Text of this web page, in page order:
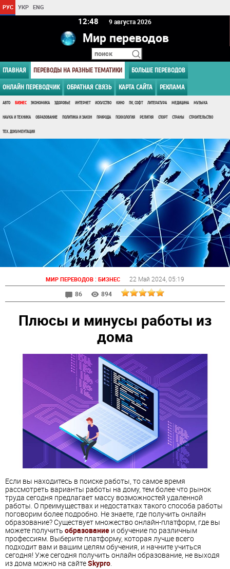
РУС УКР ENG
12 48 9 августа 2026
Мир переводов
ГЛАВНАЯ ПЕРЕВОДЫ НА РАЗНЫЕ ТЕМАТИКИ БОЛЬШЕ ПЕРЕВОДОВ
ОНЛАЙН ПЕРЕВОДЧИК ОБРАТНАЯ СВЯЗЬ КАРТА САЙТА РЕКЛАМА
АВТО БИЗНЕС ЭКОНОМИКА ЗДОРОВЬЕ ИНТЕРНЕТ ИСКУССТВО КИНО ПК, СОФТ ЛИТЕРАТУРА МЕДИЦИНА МУЗЫКА
НАУКА И ТЕХНИКА ОБРАЗОВАНИЕ ПОЛИТИКА И ЗАКОН ПРИРОДА ПСИХОЛОГИЯ РЕЛИГИЯ СПОРТ СТРАНЫ СТРОИТЕЛЬСТВО
ТЕХ. ДОКУМЕНТАЦИЯ
МИР ПЕРЕВОДОВ : БИЗНЕС 22 Май 2024 , 05:19
86
894
Плюсы и минусы работы из
дома
Если вы находитесь в поиске работы, то самое время
рассмотреть варианты работы на дому, тем более что рынок
труда сегодня предлагает массу возможностей удаленной
работы. О преимуществах и недостатках такого способа работы
поговорим более подробно. Не знаете, где получить онлайн
образование? Существует множество онлайн-платформ, где вы
можете получить образование и обучение по различным
профессиям. Выберите платформу, которая лучше всего
подходит вам и вашим целям обучения, и начните учиться
сегодня! Уже сегодня получить онлайн образование, не выходя
из дома можно на сайтеSkypro.